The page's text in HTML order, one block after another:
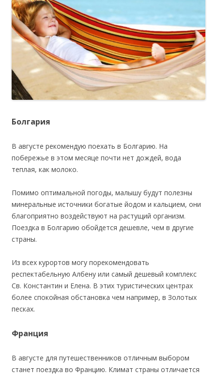
Болгария
В августе рекомендую поехать в Болгарию. На
побережье в этом месяце почти нет дождей, вода
теплая, как молоко.
Помимо оптимальной погоды, малышу будут полезны
минеральные источники богатые йодом и кальцием, они
благоприятно воздействуют на растущий организм.
Поездка в Болгарию обойдется дешевле, чем в другие
страны.
Из всех курортов могу порекомендовать
респектабельную Албену или самый дешевый комплекс
Св. Константин и Елена. В этих туристических центрах
более спокойная обстановка чем например, в Золотых
песках.
Франция
В августе для путешественников отличным выбором
станет поездка во Францию. Климат страны отличается